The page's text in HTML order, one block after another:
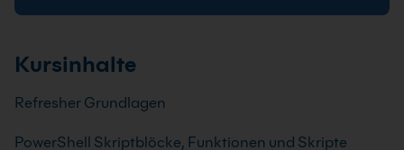
Kursinhalte
Refresher Grundlagen
PowerShell Skriptblöcke, Funktionen und Skripte